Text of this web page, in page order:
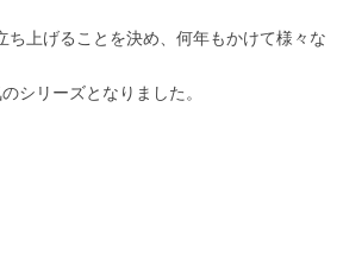
上げることを決め、何年もかけて様々な
シリーズとなりました。